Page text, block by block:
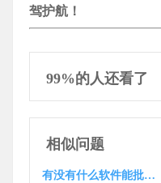
驾护航！
99%的人还看了
相似问题
有没有什么软件能批量检测链接是否被收录了呢？